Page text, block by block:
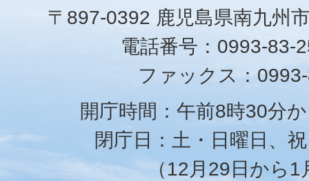
〒897-0392 鹿児島県南九州
電話番号：0993-83-
ファックス：
開庁時間：午前8時30分
閉庁日：土・日曜日、
（12月29日から1